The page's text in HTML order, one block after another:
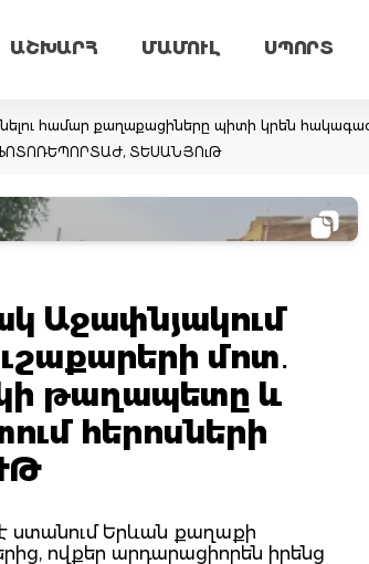
ԱՇԽԱՐՀ ՄԱՄՈՒԼ ՍՊՈՐՏ
համար քաղաքացիները պիտի կրեն
ՖՈՏՈՌԵՊՈՐՏԱԺ, ՏԵՍԱՆՅՈւԹ
Աջափնյակում
մոտ․
թաղապետը և
հերոսների
ստանում Երևան քաղաքի
ովքեր արդարացիորեն իրենց